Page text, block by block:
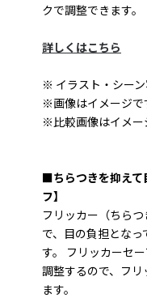
クで調整できます。
詳しくはこちら
※ イラスト・シーン
※画像はイメージで
※比較画像はイメー
■ちらつきを抑えて
フ】
フリッカー（ちら
で、目の負担とな
す。 フリッカーセ
調整するので、フ
ます。